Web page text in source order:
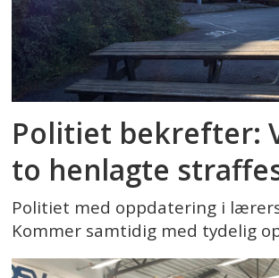
Politiet bekrefter:
to henlagte
Politiet med oppdatering i
Kommer samtidig med tydelig